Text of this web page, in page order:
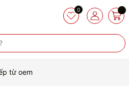
0
từ oem